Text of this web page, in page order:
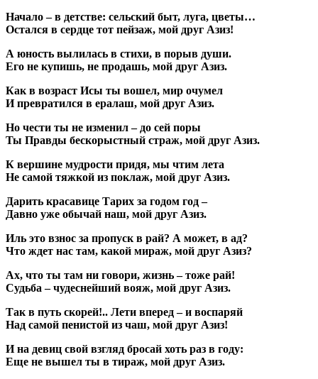
Начало – в детстве: сельский быт, луга, цветы…
Остался в сердце тот пейзаж, мой друг Азиз!
А юность вылилась в стихи, в порыв души.
Его не купишь, не продашь, мой друг Азиз.
Как в возраст Исы ты вошел, мир очумел
И превратился в ералаш, мой друг Азиз.
Но чести ты не изменил – до сей поры
Ты Правды бескорыстный страж, мой друг Азиз.
К вершине мудрости придя, мы чтим лета
Не самой тяжкой из поклаж, мой друг Азиз.
Дарить красавице Тарих за годом год –
Давно уже обычай наш, мой друг Азиз.
Иль это взнос за пропуск в рай? А может, в ад?
Что ждет нас там, какой мираж, мой друг Азиз?
Ах, что ты там ни говори, жизнь – тоже рай!
Судьба – чудеснейший вояж, мой друг Азиз.
Так в путь скорей!.. Лети вперед – и воспаряй
Над самой пенистой из чаш, мой друг Азиз!
И на девиц свой взгляд бросай хоть раз в году:
Еще не вышел ты в тираж, мой друг Азиз.